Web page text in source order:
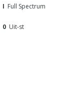
I Full Spectrum
0 Uit-st